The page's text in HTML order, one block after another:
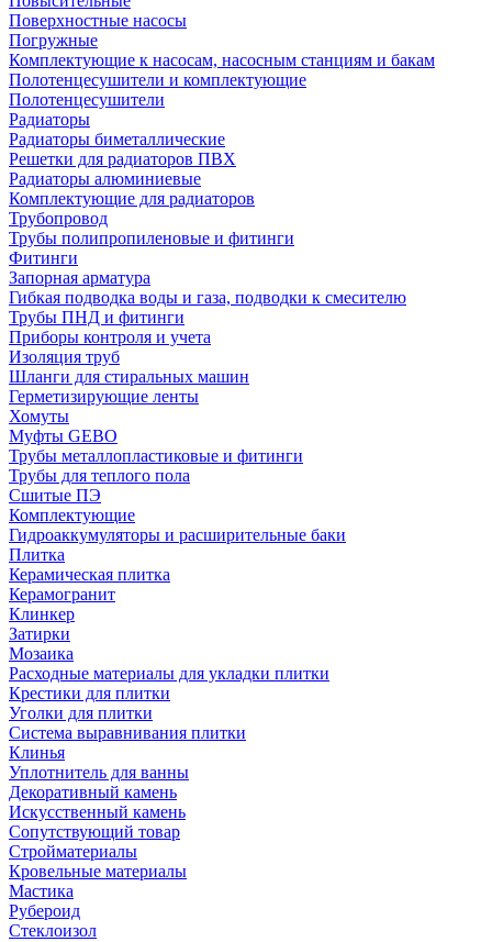
Поверхностные насосы
Погружные
Комплектующие к насосам, насосным станциям и бакам
Полотенцесушители и комплектующие
Полотенцесушители
Радиаторы
Радиаторы биметаллические
Решетки для радиаторов ПВХ
Радиаторы алюминиевые
Комплектующие для радиаторов
Трубопровод
Трубы полипропиленовые и фитинги
Фитинги
Запорная арматура
Гибкая подводка воды и газа, подводки к смесителю
Трубы ПНД и фитинги
Приборы контроля и учета
Изоляция труб
Шланги для стиральных машин
Герметизирующие ленты
Хомуты
Муфты GEBO
Трубы металлопластиковые и фитинги
Трубы для теплого пола
Сшитые ПЭ
Комплектующие
Гидроаккумуляторы и расширительные баки
Плитка
Керамическая плитка
Керамогранит
Клинкер
Затирки
Мозаика
Расходные материалы для укладки плитки
Крестики для плитки
Уголки для плитки
Система выравнивания плитки
Клинья
Уплотнитель для ванны
Декоративный камень
Искусственный камень
Сопутствующий товар
Стройматериалы
Кровельные материалы
Мастика
Рубероид
Стеклоизол